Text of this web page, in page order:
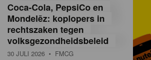
e
a
Coca-Cola, PepsiCo en
Mondelēz: koplopers in
rechtszaken tegen
volksgezondheidsbeleid
30 JULI 2026 • FMCG